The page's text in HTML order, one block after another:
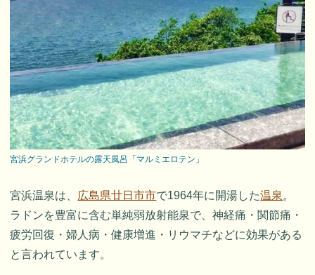
宮浜グランドホテルの露天風呂「マルミエロテン」
宮浜温泉は、 広島県廿日市市で1964年に開湯した温泉 。
ラドンを豊富に含む単純弱放射能泉で、神経痛・関節痛・
疲労回復・婦人病・健康増進・リウマチなどに効果がある
と言われています。